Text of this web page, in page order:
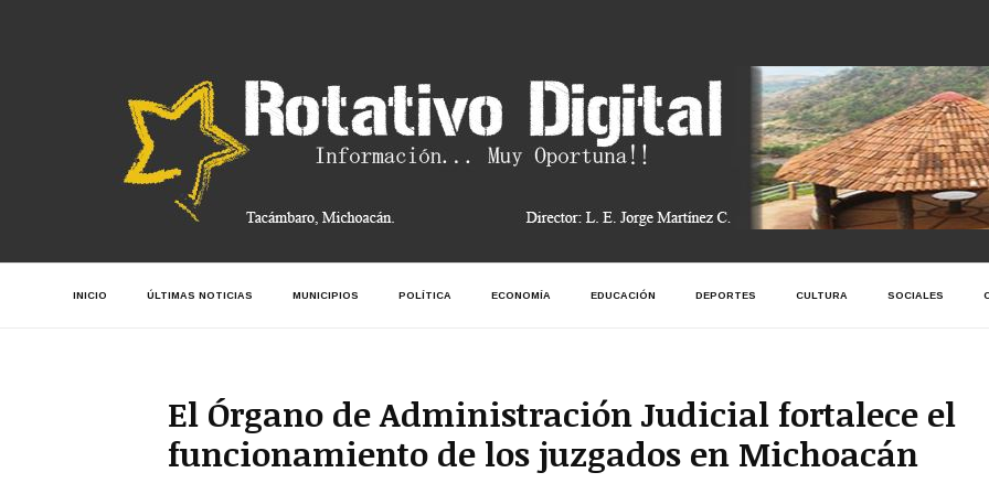
INICIO ÚLTIMAS NOTICIAS MUNICIPIOS POLÍTICA ECONOMÍA EDUCACIÓN DEPORTES CULTURA SOCIALES
El Órgano de Administración Judicial fortalece el
funcionamiento de los juzgados en Michoacán